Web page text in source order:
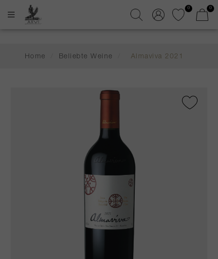
0 0
Home Beliebte Weine Almaviva 2021